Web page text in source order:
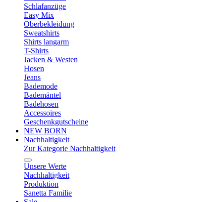
Schlafanzüge
Easy Mix
Oberbekleidung
Sweatshirts
Shirts langarm
T-Shirts
Jacken & Westen
Hosen
Jeans
Bademode
Bademäntel
Badehosen
Accessoires
Geschenkgutscheine
NEW BORN
Nachhaltigkeit
Zur Kategorie Nachhaltigkeit
Unsere Werte
Nachhaltigkeit
Produktion
Sanetta Familie